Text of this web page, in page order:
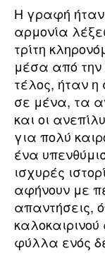
Η γραφή
αρμονία
τρίτη
μέσα από την
τέλος, ήταν η
σε μένα, τα
και οι
για πολύ
ένα
ισχυρές
αφήνουν με
απαντήσεις,
φύλλα ενός